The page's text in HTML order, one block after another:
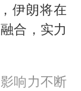
伊朗将在
合，实力
响力不断